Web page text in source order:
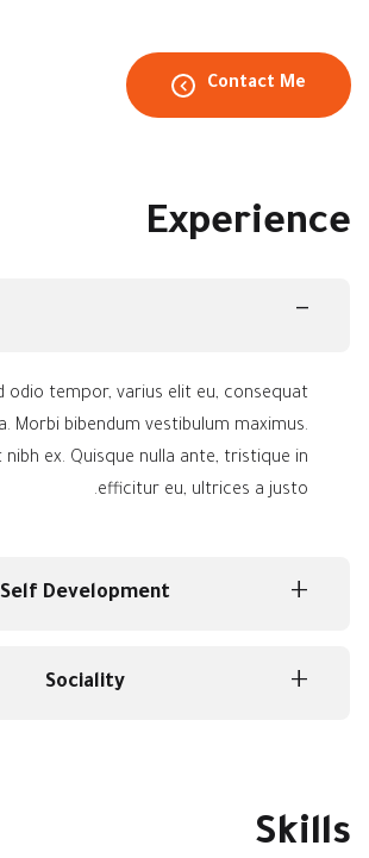
Contact Me
Experience
odio tempor, varius elit eu, consequat
Morbi bibendum vestibulum maximus.
nibh ex. Quisque nulla ante, tristique in
efficitur eu, ultrices a justo.
Self Development
Sociality
Skills